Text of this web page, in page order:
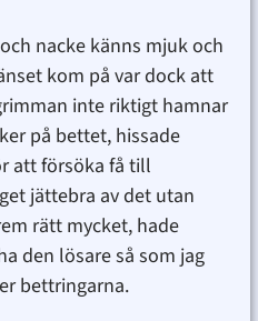
nacke känns mjuk och
kom på var dock att
inte riktigt hamnar
på bettet, hissade
att försöka få till
jättebra av det utan
rätt mycket, hade
den lösare så som jag
bettringarna.